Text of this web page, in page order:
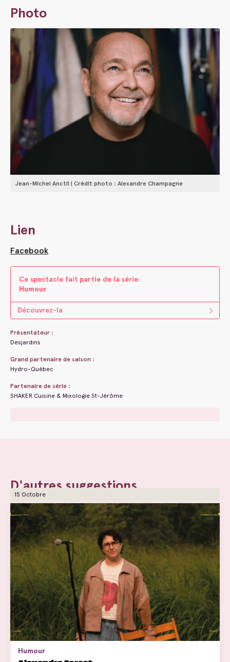
Photo
Jean-Michel Anctil | Crédit photo : Alexandre Champagne
Lien
Facebook
Ce spectacle fait parti​e ​de la s​é​rie:
Humour
Découvrez-la
Présentateur :
Desjardins
Grand partenaire de saison :
Hydro-Québec
Partenaire de série :
SHAKER Cuisine & Mixologie St-Jérôme
D'autres suggestions
15 Octobre
Humour